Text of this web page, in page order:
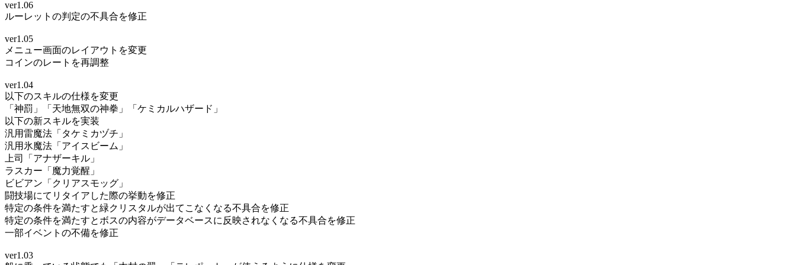
ver1.06
ルーレットの判定の不具合を修正
ver1.05
メニュー画面のレイアウトを変更
コインのレートを再調整
ver1.04
以下のスキルの仕様を変更
「神罰」「天地無双の神拳」「ケミカルハザード」
以下の新スキルを実装
汎用雷魔法「タケミカヅチ」
汎用氷魔法「アイスビーム」
上司「アナザーキル」
ラスカー「魔力覚醒」
ビビアン「クリアスモッグ」
闘技場にてリタイアした際の挙動を修正
特定の条件を満たすと緑クリスタルが出てこなくなる不具合を修正
特定の条件を満たすとボスの内容がデータベースに反映されなくなる不具合を修正
一部イベントの不備を修正
ver1.03